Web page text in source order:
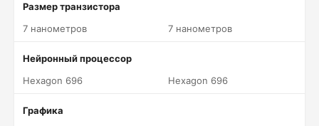
Размер транзистора
7 нанометров
7 нанометров
Нейронный процессор
Hexagon 696
Hexagon 696
Графика